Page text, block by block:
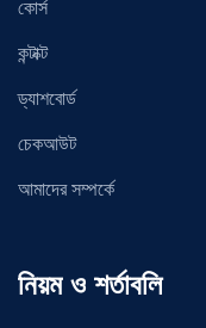
কোর্স
কন্টাক্ট
ড্যাশবোর্ড
চেকআউট
আমাদের সম্পর্কে
নিয়ম ও শর্তাবলি